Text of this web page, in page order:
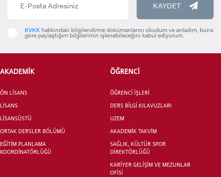
ADAY ÖĞRENCİ
INTERNATIONAL
STUDENT
KAYDET
KVKK hakkındaki bilgilendirme dokümanlarını okudum ve anladım, buna
göre paylaştığım bilgilerimin işlenebileceğini kabul ediyorum.
AKADEMİK
ÖN LİSANS
LİSANS
LİSANSÜSTÜ
ORTAK DERSLER BÖLÜMÜ
EĞİTİM PLANLAMA
KOORDİNATÖRLÜĞÜ
ÖĞRENCİ
ÖĞRENCİ İŞLERİ
DERS BİLGİ KILAVUZLARI
UZEM
AKADEMİK TAKVİM
SAĞLIK, KÜLTÜR SPOR
DİREKTÖRLÜĞÜ
KARİYER GELİŞİM VE MEZUNLAR
OFİSİ